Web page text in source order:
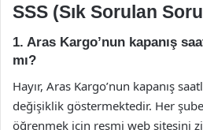
SSS (Sık Sorulan
1. Aras Kargo’nun kapanış
mı?
Hayır, Aras Kargo’nun kapanış
değişiklik göstermektedir. Her
öğrenmek için resmi web sitesini